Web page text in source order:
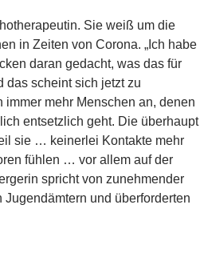
Sie weiß um die
in Zeiten von Corona. „Ich habe
daran gedacht, was das für
das scheint sich jetzt zu
mehr Menschen an, denen
entsetzlich geht. Die überhaupt
sie … keinerlei Kontakte mehr
fühlen … vor allem auf der
spricht von zunehmender
und überforderten